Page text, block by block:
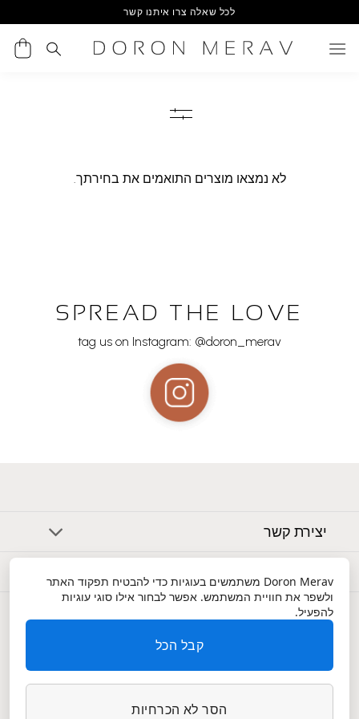
to
content
לכל שאלה צרו איתנו קשר
לא נמצאו מוצרים התואמים את בחירתך.
SPREAD THE LOVE
tag us on Instagram: @doron_merav
יצירת קשר
שירות לקוחות
Doron Merav משתמשים בעוגיות כדי להבטיח תפקוד האתר
ולשפר את חוויית המשתמש. אפשר לבחור אילו סוגי עוגיות
להפעיל.
קבל הכל
הסר לא הכרחיות